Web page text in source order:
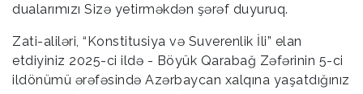
dualarımızı Sizə yetirməkdən şərəf duyuruq.
Zati-aliləri, “Konstitusiya və Suverenlik İli” elan
etdiyiniz 2025-ci ildə - Böyük Qarabağ Zəfərinin 5-ci
ildönümü ərəfəsində Azərbaycan xalqına yaşatdığınız